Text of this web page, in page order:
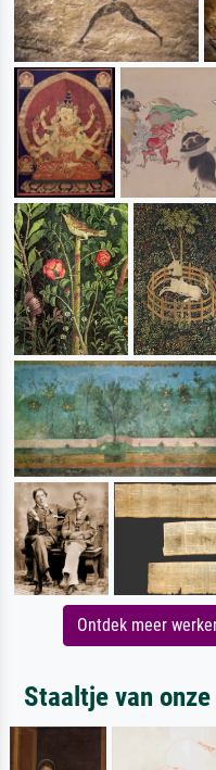
Ontdek meer
Staaltje van